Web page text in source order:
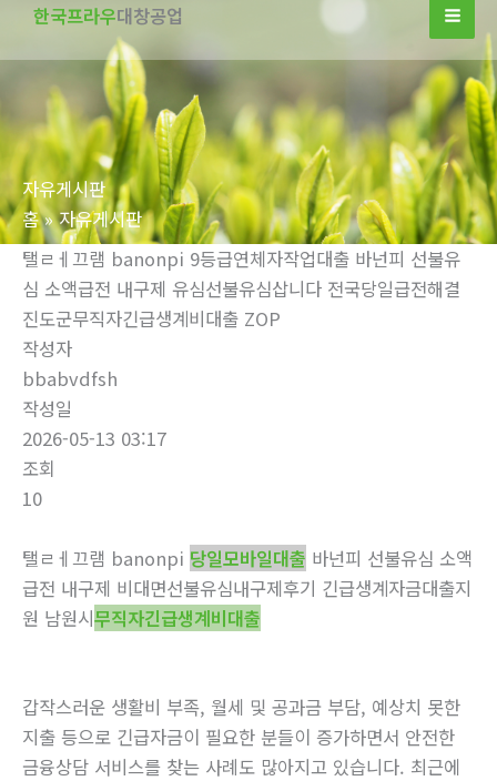
너
뛰
기
한국프라우대창공업
자유게시판
홈
자유게시판
탤ㄹㅔ끄램 banonpi 9등급연체자작업대출 바넌피 선불유
심 소액급전 내구제 유심선불유심삽니다 전국당일급전해결
진도군무직자긴급생계비대출 ZOP
작성자
bbabvdfsh
작성일
2026-05-13 03:17
조회
10
탤ㄹㅔ끄램 banonpi 당일모바일대출 바넌피 선불유심 소액
급전 내구제 비대면선불유심내구제후기 긴급생계자금대출지
원 남원시무직자긴급생계비대출
갑작스러운 생활비 부족, 월세 및 공과금 부담, 예상치 못한
지출 등으로 긴급자금이 필요한 분들이 증가하면서 안전한
금융상담 서비스를 찾는 사례도 많아지고 있습니다. 최근에